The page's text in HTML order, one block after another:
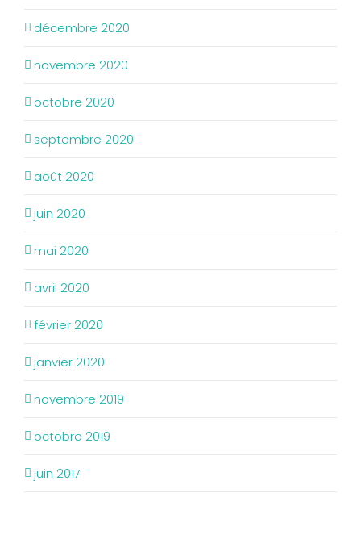
décembre 2020
novembre 2020
octobre 2020
septembre 2020
août 2020
juin 2020
mai 2020
avril 2020
février 2020
janvier 2020
novembre 2019
octobre 2019
juin 2017